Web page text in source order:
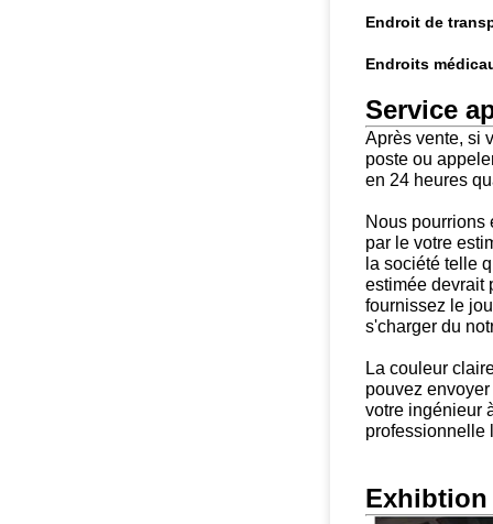
Endroit de
Endroits
Service
Après vente, si
poste ou
en 24 heures
Nous pourrions
par le votre
la société telle
estimée devrait
fournissez le
s'charger du
La couleur
pouvez envoyer
votre ingénieur
professionnelle
Exhibtion